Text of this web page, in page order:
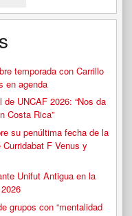
temporada con Carrillo
en agenda
UNCAF 2026: “Nos da
Costa Rica”
su penúltima fecha de la
F Venus y
Unifut Antigua en la
grupos con “mentalidad